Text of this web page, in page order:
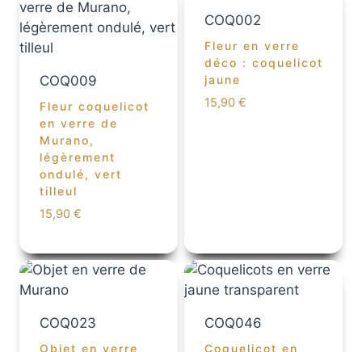
COQ009
Fleur coquelicot
en verre de
Murano,
légèrement
ondulé, vert
tilleul
15,90 €
COQ002
Fleur en verre
déco : coquelicot
jaune
15,90 €
COQ023
Objet en verre
COQ046
Coquelicot en